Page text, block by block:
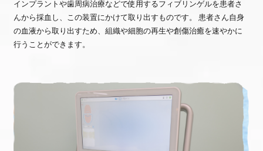
インプラントや歯周病治療などで使用するフィブリンゲルを患者さ
んから採血し、この装置にかけて取り出すものです。 患者さん自身
の血液から取り出すため、組織や細胞の再生や創傷治癒を速やかに
行うことができます。